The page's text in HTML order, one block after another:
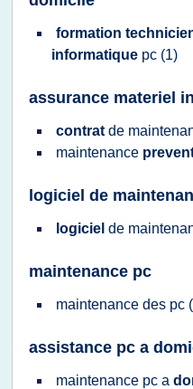
formation
informatique pc (1)
assurance materiel
contrat de
maintenance
logiciel de
logiciel de
maintenance pc
maintenance des pc
assistance pc a
maintenance pc a